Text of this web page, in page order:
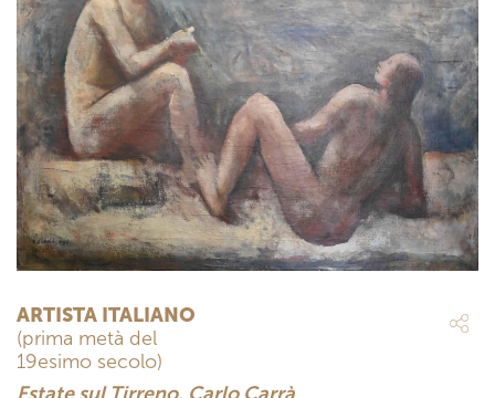
ARTISTA ITALIANO
(prima metà del
19esimo secolo)